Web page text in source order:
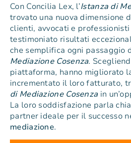
Con Concilia Lex, l’Istanza di
trovato una nuova dimensione
clienti, avvocati e
testimoniato risultati
che semplifica ogni passaggio
Mediazione Cosenza.
piattaforma, hanno migliorato
incrementato il loro fatturato,
di Mediazione Cosenza in
La loro soddisfazione parla
partner ideale per il successo
mediazione.